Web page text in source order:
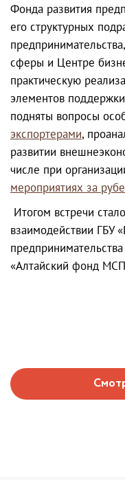
Фонда развития
его структурных
сферы и Центре
практическую
элементов
подняты вопросы
экспортерами,
развитии
числе при
мероприятиях за
Итогом встречи
взаимодействии ГБУ
«Алтайский фонд